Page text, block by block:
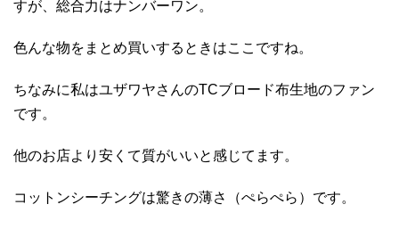
すが、総合力はナンバーワン。
色んな物をまとめ買いするときはここですね。
ちなみに私はユザワヤさんのTCブロード布生地のファン
です。
他のお店より安くて質がいいと感じてます。
コットンシーチングは驚きの薄さ（ぺらぺら）です。